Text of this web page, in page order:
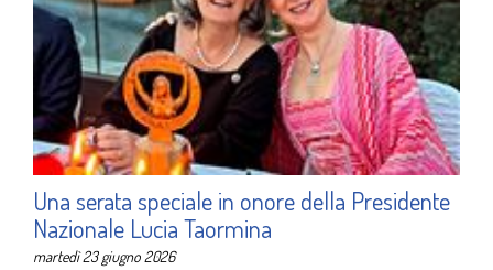
Una serata speciale in onore della Presidente
Nazionale Lucia Taormina
martedì 23 giugno 2026